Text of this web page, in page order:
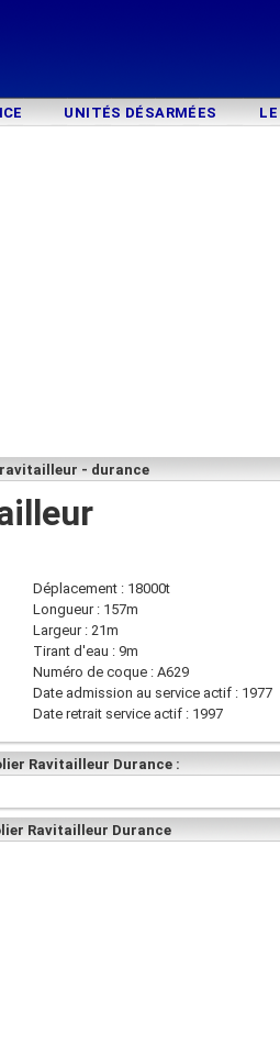
UNITÉS DÉSARMÉES LE
- durance
Déplacement : 18000t
Longueur : 157m
Largeur : 21m
Tirant d'eau : 9m
Numéro de coque : A629
Date admission au service actif : 1977
Date retrait service actif : 1997
Ravitailleur Durance :
Ravitailleur Durance